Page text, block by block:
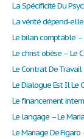
La Spécificité Du
La vérité dépend-
Le bilan comptable
Le christ obèse – Le
Le Contrat De
Le Dialogue Est Il
Le financement
Le langage – Le
Le Mariage De